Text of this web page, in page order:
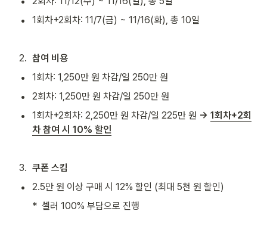
• 1회차+2회차: 11/7(금) ~ 11/16(화), 총 10일
2. 참여 비용
• 1회차: 1,250만 원 차감/일 250만 원
• 2회차: 1,250만 원 차감/일 250만 원
• 1회차+2회차: 2,250만 원 차감/일 225만 원 → 1회차+2회
차 참여 시 10% 할인
3. 쿠폰 스킴
•
2.5만 원 이상 구매 시 12% 할인 (최대 5천 원 할인)
*  셀러 100% 부담으로 진행